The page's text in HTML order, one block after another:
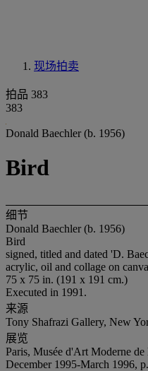
现场拍卖
拍品 383
383
Donald Baechler (b. 1956)
Bird
细节
Donald Baechler (b. 1956)
Bird
signed, titled and dated 'D.
acrylic, oil and collage on
75 x 75 in. (191 x 191 cm.)
Executed in 1991.
来源
Tony Shafrazi Gallery, New
展览
Paris, Musée d'Art Moderne de
December 1995-March 1996,